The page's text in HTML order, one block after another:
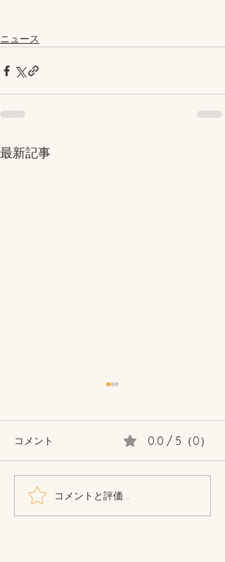
ニュース
最新記事
コメント 0.0 / 5（0）
コメントと評価...